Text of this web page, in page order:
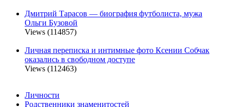
Дмитрий Тарасов — биография футболиста, мужа
Ольги Бузовой
Views (114857)
Личная переписка и интимные фото Ксении Собчак
оказались в свободном доступе
Views (112463)
Личности
Родственники знаменитостей